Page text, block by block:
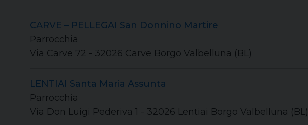
CARVE – PELLEGAI San Donnino Martire
Parrocchia
Via Carve 72 - 32026 Carve Borgo Valbelluna (BL)
LENTIAI Santa Maria Assunta
Parrocchia
Via Don Luigi Pederiva 1 - 32026 Lentiai Borgo Valbelluna (BL)